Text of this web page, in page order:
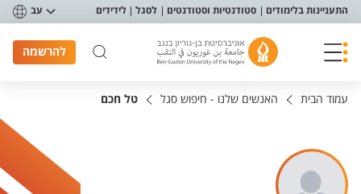
תפריט נגישות
התעניינות בלימודים סטודנטיות וסטודנטים לסגל לידידים עב
להרשמה
עמוד הבית האנשים שלנו - חיפוש סגל טל חכם